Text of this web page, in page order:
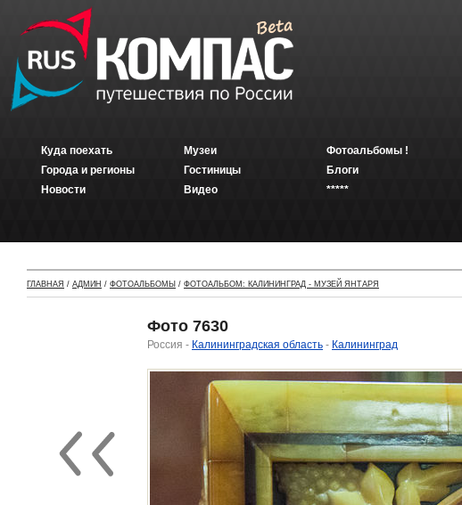
Куда поехать
Города и регионы
Новости
Музеи
Гостиницы
Видео
Фотоальбомы !
Блоги
*****
ГЛАВНАЯ / АДМИН / ФОТОАЛЬБОМЫ / ФОТОАЛЬБОМ: КАЛИНИНГРАД - МУЗЕЙ ЯНТАРЯ
Фото 7630
Россия - Калининградская область - Калининград